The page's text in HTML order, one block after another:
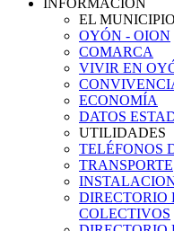
INFORMACIÓN
EL MUNICIPIO
OYÓN - OION
COMARCA
VIVIR EN
ECONOMÍA
DATOS
UTILIDADES
TELÉFONOS
TRANSPORTE
DIRECTORIO
COLECTIVOS